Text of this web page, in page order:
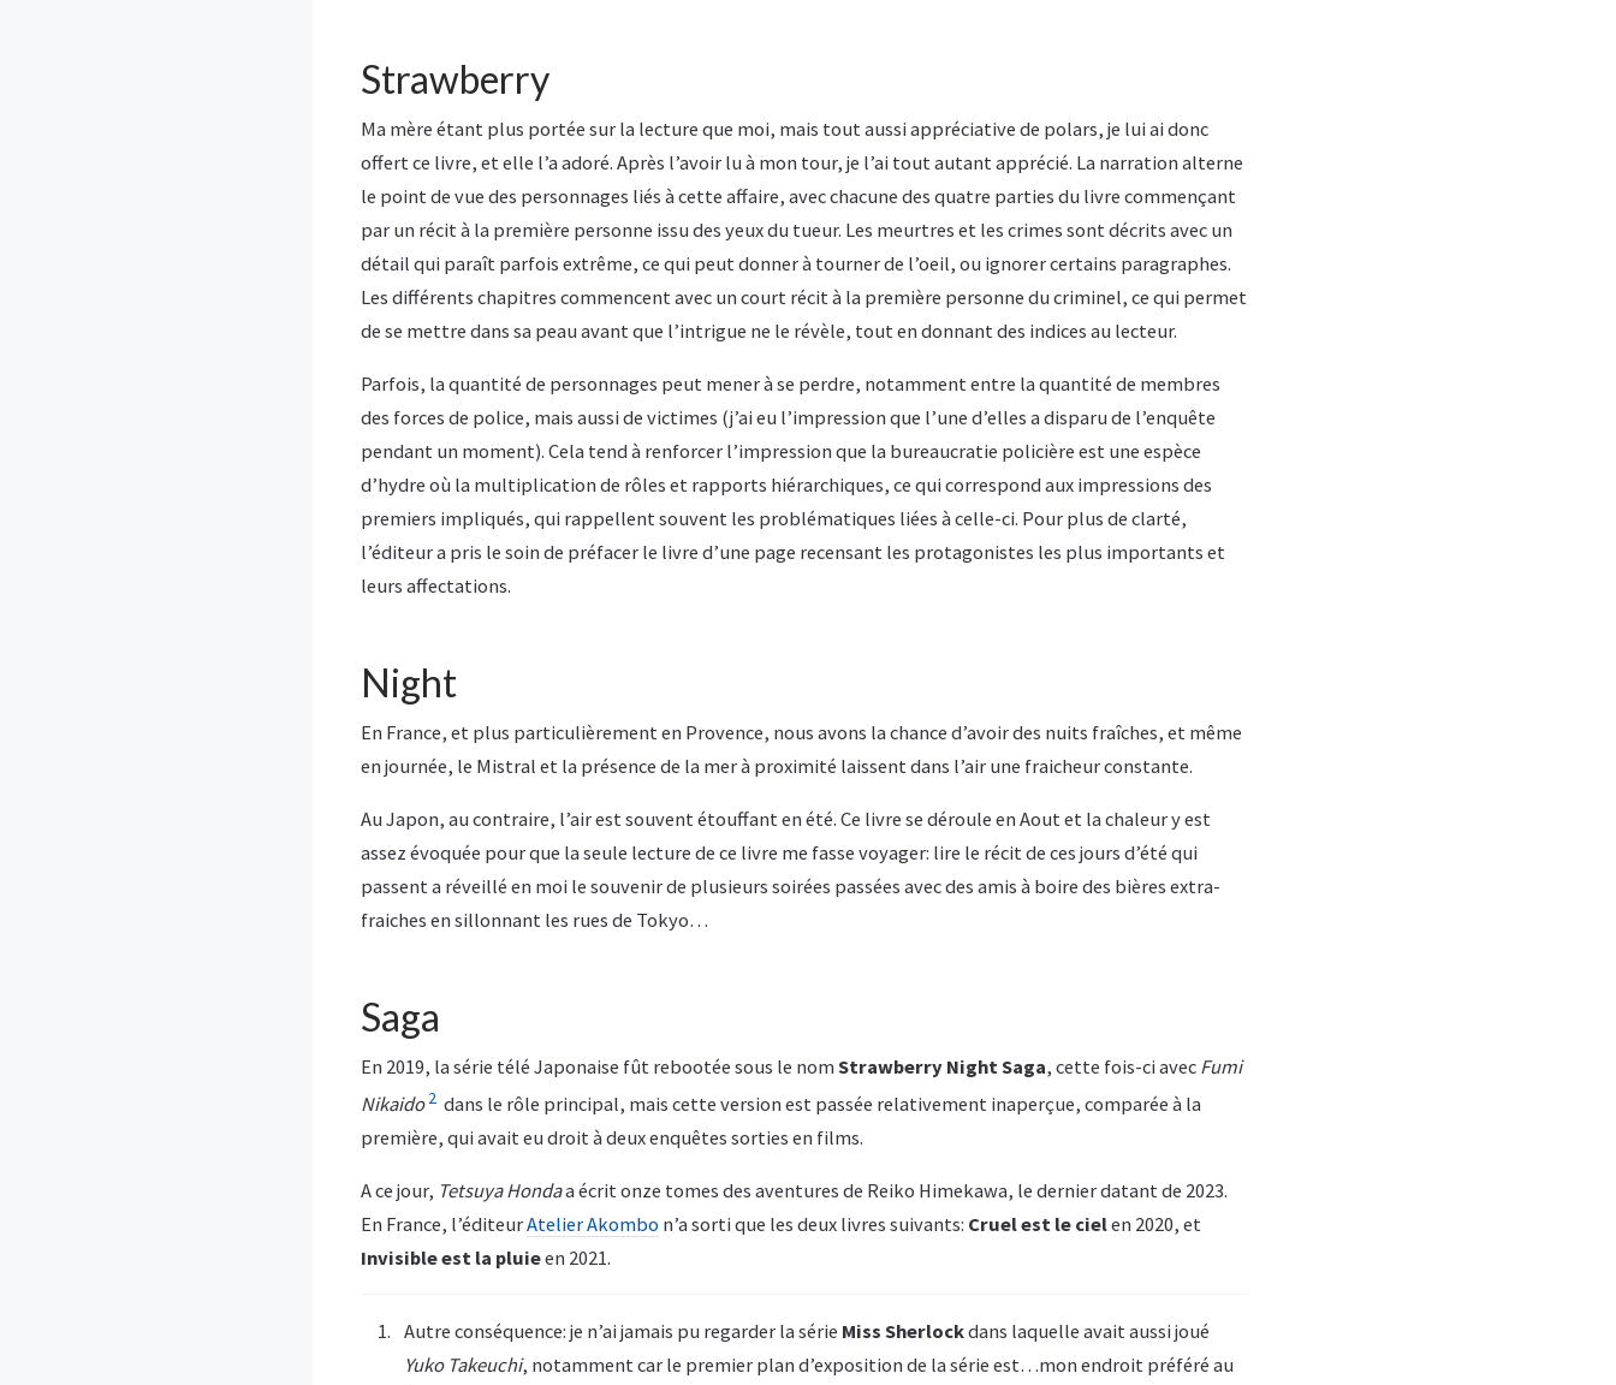
Strawberry
Ma mère étant plus portée sur la lecture que moi, mais tout aussi appréciative de polars, je lui ai donc
offert ce livre, et elle l’a adoré. Après l’avoir lu à mon tour, je l’ai tout autant apprécié. La narration alterne
le point de vue des personnages liés à cette affaire, avec chacune des quatre parties du livre commençant
par un récit à la première personne issu des yeux du tueur. Les meurtres et les crimes sont décrits avec un
détail qui paraît parfois extrême, ce qui peut donner à tourner de l’oeil, ou ignorer certains paragraphes.
Les différents chapitres commencent avec un court récit à la première personne du criminel, ce qui permet
de se mettre dans sa peau avant que l’intrigue ne le révèle, tout en donnant des indices au lecteur.
Parfois, la quantité de personnages peut mener à se perdre, notamment entre la quantité de membres
des forces de police, mais aussi de victimes (j’ai eu l’impression que l’une d’elles a disparu de l’enquête
pendant un moment). Cela tend à renforcer l’impression que la bureaucratie policière est une espèce
d’hydre où la multiplication de rôles et rapports hiérarchiques, ce qui correspond aux impressions des
premiers impliqués, qui rappellent souvent les problématiques liées à celle-ci. Pour plus de clarté,
l’éditeur a pris le soin de préfacer le livre d’une page recensant les protagonistes les plus importants et
leurs affectations.
Night
En France, et plus particulièrement en Provence, nous avons la chance d’avoir des nuits fraîches, et même
en journée, le Mistral et la présence de la mer à proximité laissent dans l’air une fraicheur constante.
Au Japon, au contraire, l’air est souvent étouffant en été. Ce livre se déroule en Aout et la chaleur y est
assez évoquée pour que la seule lecture de ce livre me fasse voyager: lire le récit de ces jours d’été qui
passent a réveillé en moi le souvenir de plusieurs soirées passées avec des amis à boire des bières extra-
fraiches en sillonnant les rues de Tokyo…
Saga
En 2019, la série télé Japonaise fût rebootée sous le nom Strawberry Night Saga, cette fois-ci avec Fumi
Nikaido 2 dans le rôle principal, mais cette version est passée relativement inaperçue, comparée à la
première, qui avait eu droit à deux enquêtes sorties en films.
A ce jour, Tetsuya Hondaa écrit onze tomes des aventures de Reiko Himekawa, le dernier datant de 2023.
En France, l’éditeurAtelier Akombo n’a sorti que les deux livres suivants: Cruel est le cielen 2020, et
Invisible est la pluieen 2021.
Autre conséquence: je n’ai jamais pu regarder la série Miss Sherlockdans laquelle avait aussi joué
Yuko Takeuchi, notamment car le premier plan d’exposition de la série est…mon endroit préféré au